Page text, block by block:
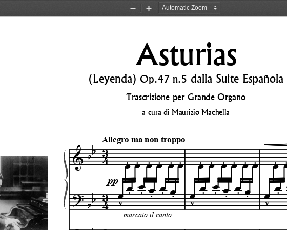
Zoom
Zoom
& b
b
4
3
4
3
Allegro ma non troppo
marcato il canto
œ
v
π
œ
.
œ
.
œ
.
œ
.
œ
.
œ
.
œ
.
œ
.
œ
.
œ
.
œ
.
œ
v
œ
.
œ
.
œ
.
œ
.
œ
.
œ
.
œ
.
œ
.
œ
.
œ
.
œ
.
œ
v
œ
.
œ
.
Asturias
(Leyenda) Op.47 n.5 dalla Suite Española
Trascrizione per Grande Organo
a cura di Maurizio Machella